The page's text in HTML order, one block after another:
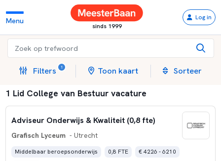
Menu
sinds 1999
Log in
Filters 1 Toon kaart Sorteer
1 Lid College van Bestuur vacature
Adviseur Onderwijs & Kwaliteit (0,8 fte)
Grafisch Lyceum - Utrecht
Middelbaar beroepsonderwijs 0,8 FTE
€ 4226 - 6210